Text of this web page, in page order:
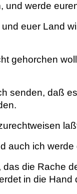
werde
euer Land
gehorchen
senden, daß
auch ich
die Rache
in die